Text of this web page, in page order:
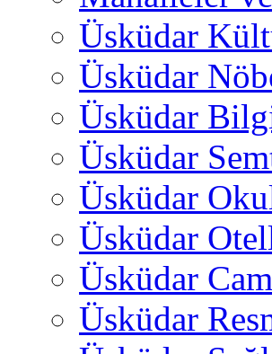
Üsküdar
Üsküdar
Üsküdar
Üsküdar
Üsküdar
Üsküdar
Üsküdar
Üsküdar